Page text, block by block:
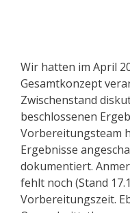
Wir hatten im April
Gesamtkonzept
Zwischenstand
beschlossenen
Vorbereitungsteam
Ergebnisse
dokumentiert.
fehlt noch (Stand
Vorbereitungszeit.